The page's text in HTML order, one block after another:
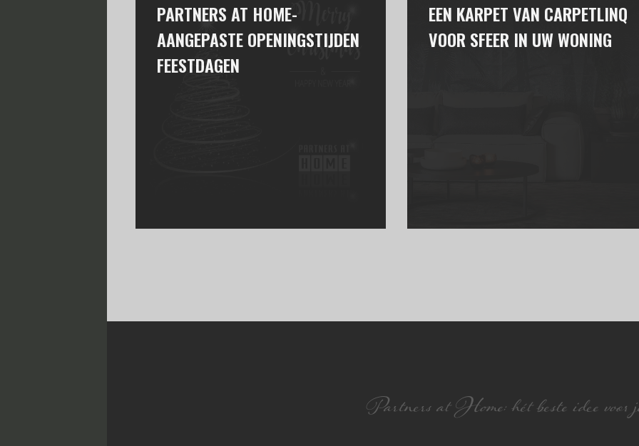
PARTNERS AT HOME-
AANGEPASTE OPENINGSTIJDEN
FEESTDAGEN
EEN KARPET VAN CARPETLINQ
VOOR SFEER IN UW WONING
Partners at Home: hét beste idee voor